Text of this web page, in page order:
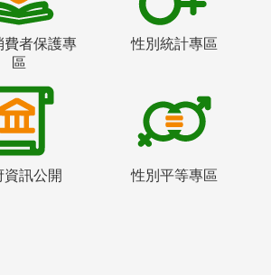
費者保護專
區
性別統計專區
資訊公開 性別平等專區